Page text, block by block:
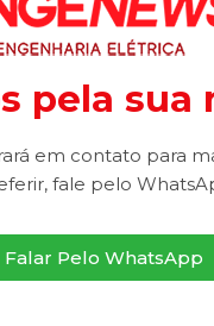
pela sua
em contato para
fale pelo
Falar Pelo WhatsApp